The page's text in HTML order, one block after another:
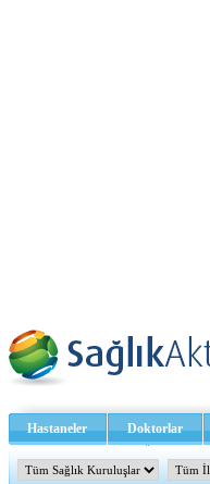
Hastaneler Doktorlar
Sağlık TV - Video İletişim